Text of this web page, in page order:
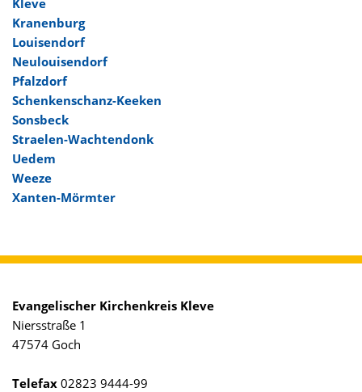
Kleve
Kranenburg
Louisendorf
Neulouisendorf
Pfalzdorf
Schenkenschanz-Keeken
Sonsbeck
Straelen-Wachtendonk
Uedem
Weeze
Xanten-Mörmter
Evangelischer Kirchenkreis Kleve
Niersstraße 1
47574 Goch
Telefax 02823 9444-99